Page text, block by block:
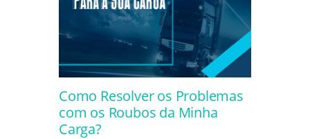
Como Resolver os Problemas
com os Roubos da Minha
Carga?